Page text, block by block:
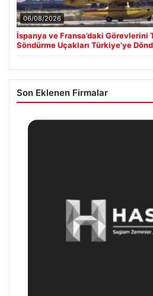
06/08/2026
İspanya ve Fransa’daki Görevlerini
Söndürme Uçakları Türkiye’ye
Son Eklenen Firmalar